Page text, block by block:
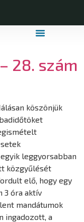
28. szám
köszönjük
leggyorsabban
közgyűlését
elő, hogy egy
3 óra aktív
mandátumok
ingadozott, a